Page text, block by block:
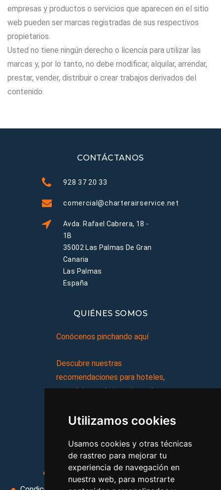
Utilizamos cookies
Usamos cookies y otras técnicas
de rastreo para mejorar tu
experiencia de navegación en
nuestra web, para mostrarte
empresas y productos o servicios que aparecen en el sitio
web pueden ser marcas registradas de sus respectivos
propietarios.
Usted no tiene ningún derecho o licencia para utilizar las
marcas y, por lo tanto, no debe modificar, alquilar, arrendar,
prestar, vender, distribuir o crear trabajos derivados del
contenido.
CONTÁCTANOS
928 37 20 33
comercial@charterairservice.net
Avda. Rafael Cabrera, 18 -
1B
35002 Las Palmas De Gran
Canaria
Las Palmas
España
QUIÉNES SOMOS
Conócenos pinchando aquí
Descubre nuestras
recomendaciones para hoteles,
complejos turísticos, hostales,
viajes, y mucho más!
MI AGENCIA
Aviso legal
Condiciones de uso